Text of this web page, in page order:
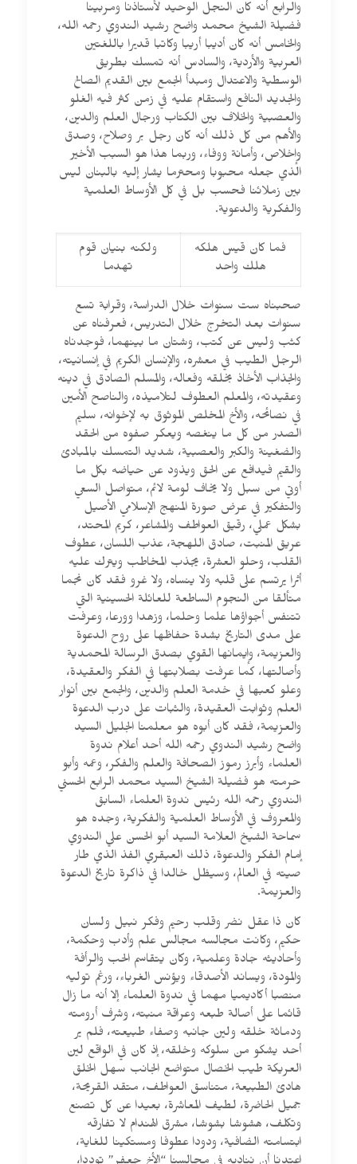
والرابع أنه كان النجل الوحيد لأستاذنا ومربينا
فضيلة الشيخ محمد واضح رشيد الندوي رحمه الله،
والخامس أنه كان أديبا أريبا وكاتبا قديرا باللغتين
العربية والأردية، والسادس أنه تمسك بطريق
الوسطية والاعتدال ومبدأ الجمع بين القديم الصالح
والجديد النافع واستقام عليه في زمن كثر فيه الغلو
والعصبية والخلاف بين الكتاب ورجال العلم والدين،
والأهم من كل ذلك أنه كان رجل بر وصلاح، وصدق
وإخلاص، وأمانة ووفاء، وربما هذا هو السبب الأخير
الذي جعله محبوبا ومحترما يشار إليه بالبنان ليس
بين زملائنا فحسب بل في كل الأوساط العلمية
والفكرية والدعوية.
فما كان قيس هلكه
هلك واحد
ولكنه بنيان قوم
تهدما
صحبناه ست سنوات خلال الدراسة، وقرابة تسع
سنوات بعد التخرج خلال التدريس، فعرفناه عن
كثب وليس عن كتب، وشتان ما بينهما، فوجدناه
الرجل الطيب في معشره، والإنسان الكريم في إنسانيته،
والجذاب الأخاذ بخلقه وفعاله، والمسلم الصادق في دينه
وعقيدته، والمعلم العطوف لتلاميذه، والناصح الأمين
في نصائحه، والأخ المخلص الموثوق به لإخوانه، سليم
الصدر من كل ما ينغصه ويعكر صفوه من الحقد
والضغينة والكبر والعصبية، شديد التمسك بالمبادئ
والقيم فيدافع عن الحق ويذود عن حياضه بكل ما
أوتي من سبل ولا يخاف لومة لائم، متواصل السعي
والتفكير في عرض صورة المنهج الإسلامي الأصيل
بشكل عملي، رقيق العواطف والمشاعر، كريم المحتد،
عريق المنبت، صادق اللهجة، عذب اللسان، عطوف
القلب، وحلو العشرة، يجذب المخاطب ويترك عليه
أثرا يرتسم على قلبه ولا ينساه، ولا غرو فقد كان نجما
متألقا من النجوم الساطعة للعائلة الحسينية التي
تتنفس أجواؤها علما وحلما، وزهدا وورعا، وعرفت
على مدى التاريخ بشدة حفاظها على روح الدعوة
والعزيمة، وإيمانها القوي بصدق الرسالة المحمدية
وأصالتها، كما عرفت بصلابتها في الفكر والعقيدة،
وعلو كعبها في خدمة العلم والدين، والجمع بين أنوار
العلم وثوابت العقيدة، والثبات على درب الدعوة
والعزيمة، فقد كان أبوه هو معلمنا الجليل السيد
واضح رشيد الندوي رحمه الله أحد أعلام ندوة
العلماء وأبرز رموز الصحافة والعلم والفكر، وعمه وأبو
حرمته هو فضيلة الشيخ السيد محمد الرابع الحسني
الندوي رحمه الله رئيس ندوة العلماء السابق
والمعروف في الأوساط العلمية والفكرية، وجده هو
سماحة الشيخ العلامة السيد أبو الحسن علي الندوي
إمام الفكر والدعوة، ذلك العبقري الفذ الذي طار
صيته في العالم، وسيظل خالدا في ذاكرة تاريخ الدعوة
والعزيمة.
كان ذا عقل نضر وقلب رحيم وفكر نبيل ولسان
حكيم، وكانت مجالسه مجالس علم وأدب وحكمة،
وأحاديثه جادة وعلمية، وكان يتقاسم الحب والرأفة
والمودة، ويساند الأصدقاء ويؤنس الغرباء، ورغم توليه
منصبا أكاديميا مهما في ندوة العلماء إلا أنه ما زال
قائما على أصالة طبعه وعراقة منبته، وشرف أرومته
ودماثة خلقه ولين جانبه وصفاء طبيعته، فلم ير
أحد يشكو من سلوكه وخلقه، إذ كان في الواقع لين
العريكة طيب الخصال متواضع الجانب سهل الخلق
هادئ الطبيعة، متناسق العواطف، متقد القريحة،
جميل الحاضرة، لطيف المعاشرة، بعيدا عن كل تصنع
وتكلف، هشوشا بشوشا، مشرق الهندام لا تفارقه
ابتسامته الضافية، ودودا عطوفا ومستكينا للغاية،